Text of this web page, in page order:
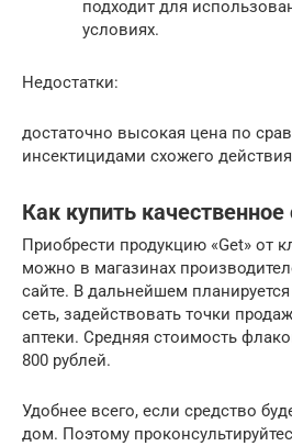
подходит для
условиях.
Недостатки:
достаточно высокая цена по
инсектицидами схожего
Как купить качественное
Приобрести продукцию «Get» от
можно в магазинах
сайте. В дальнейшем
сеть, задействовать точки
аптеки. Средняя стоимость
800 рублей.
Удобнее всего, если средство
дом. Поэтому